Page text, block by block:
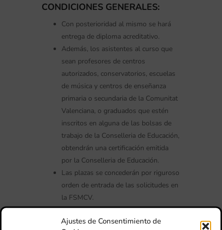
Ajustes de Consentimiento de
CONDICIONES GENERALES:
Con posterioridad al mismo se hará
entrega de diploma acreditativo.
Además, los asistentes al curso que
sean profesores de centros
autorizados, conservatorios, escuelas
de música y centros de enseñanza
primaria o secundaria de la Comunitat
Valenciana, o graduados que estén
inscritos en alguna de las bolsas de
trabajo de la Conselleria de Educación,
obtendrán una certificación emitida
por la Conselleria de Educación.
Las plazas se concederán por riguroso
orden de entrada de las solicitudes en
la FSMCV.